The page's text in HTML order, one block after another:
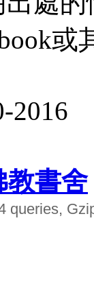
2016
教書舍
queries,